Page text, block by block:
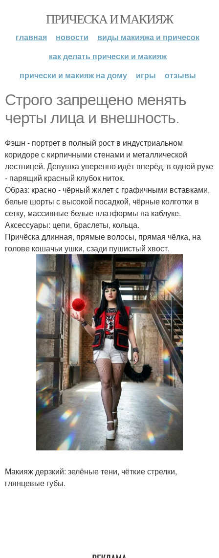
ПРИЧЕСКА И МАКИЯЖ
главная новости
виды макияжа и причесок
как делать прически и макияж
прически и макияж на дому
игры отзывы
Строго запрещено менять
черты лица и внешность.
Фэшн - портрет в полный рост в индустриальном
коридоре с кирпичными стенами и металлической
лестницей. Девушка уверенно идёт вперёд, в одной руке
- парящий красный клубок ниток.
Образ: красно - чёрный жилет с графичными вставками,
белые шорты с высокой посадкой, чёрные колготки в
сетку, массивные белые платформы на каблуке.
Аксессуары: цепи, браслеты, кольца.
Причёска длинная, прямые волосы, прямая чёлка, на
голове кошачьи ушки, сзади пушистый хвост.
Макияж дерзкий: зелёные тени, чёткие стрелки,
глянцевые губы.